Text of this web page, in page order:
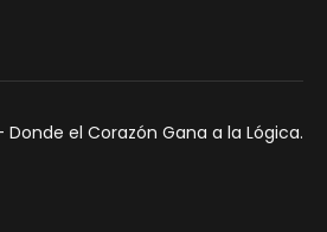
Donde el Corazón Gana a la Lógica.